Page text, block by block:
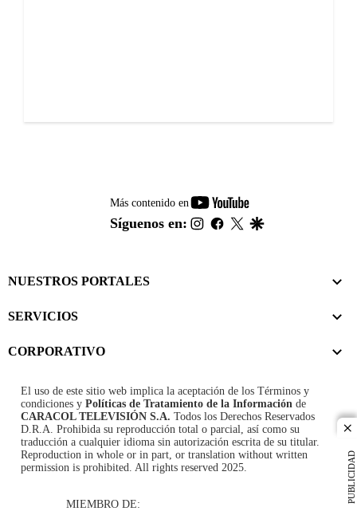
PUBLICIDAD
Más contenido en
youtube-
footer
Síguenos en: instagram
facebook
twitter
NUESTROS PORTALES
SERVICIOS
CORPORATIVO
El uso de este sitio web implica la aceptación de los Términos y
condiciones y Políticas de Tratamiento de la Información de
CARACOL TELEVISIÓN S.A. Todos los Derechos Reservados
D.R.A. Prohibida su reproducción total o parcial, así como su
traducción a cualquier idioma sin autorización escrita de su titular.
Reproduction in whole or in part, or translation without written
permission is prohibited. All rights reserved 2025.
MIEMBRO DE: